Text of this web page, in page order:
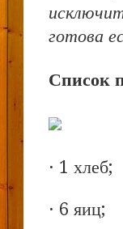
готова
Список
· 1 хлеб;
· 6 яиц;